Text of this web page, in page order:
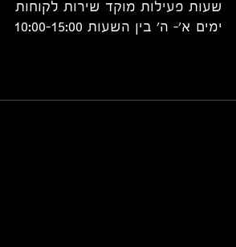
שעות פעילות מוקד שירות לקוחות
ימים א'- ה' בין השעות 10:00-15:00